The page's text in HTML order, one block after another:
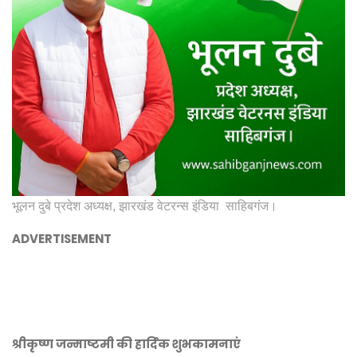
भूलन दुबे प्रदेश अध्यक्ष, झारखंड वेटरन्स इंडिया साहिबगंज।
ADVERTISEMENT
श्रीकृष्ण जन्माष्टमी की हार्दिक शुभकामनाएं